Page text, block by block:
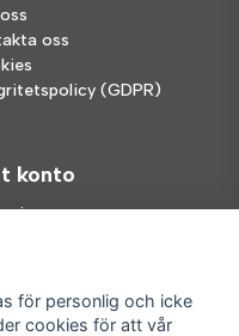
oss
(GDPR)
konto
in
lösenord?
för personlig och icke
cookies för att vår